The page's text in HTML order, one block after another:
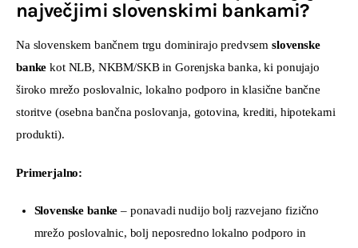
največjimi slovenskimi bankami?
Na slovenskem bančnem trgu dominirajo predvsem slovenske
banke kot NLB, NKBM/SKB in Gorenjska banka, ki ponujajo
široko mrežo poslovalnic, lokalno podporo in klasične bančne
storitve (osebna bančna poslovanja, gotovina, krediti, hipotekarni
produkti).
Primerjalno:
Slovenske banke – ponavadi nudijo bolj razvejano fizično
mrežo poslovalnic, bolj neposredno lokalno podporo in